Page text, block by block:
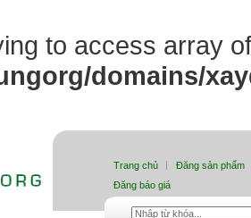
to access array
domains/
Trang chủ
Đăng sản phẩm
Đăng báo giá